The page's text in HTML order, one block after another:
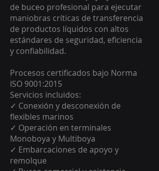
de buceo profesional para ejecutar
maniobras críticas de transferencia
de productos líquidos con altos
estándares de seguridad, eficiencia
y confiabilidad.
Procesos certificados bajo Norma
ISO 9001:2015
Servicios incluidos:
✓ Conexión y desconexión de
flexibles marinos
✓ Operación en terminales
Monoboya y Multiboya
✓ Embarcaciones de apoyo y
remolque